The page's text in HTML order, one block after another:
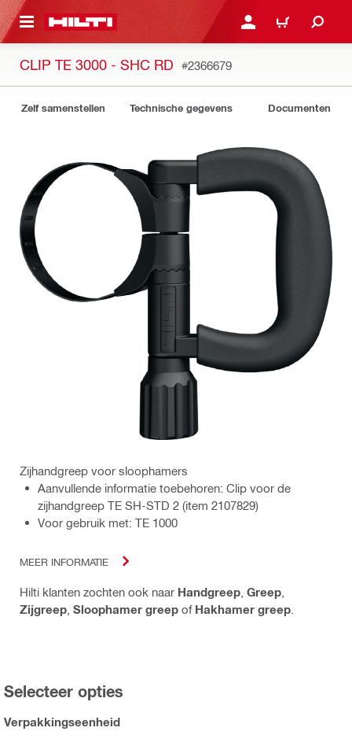
HOOFDINHOUD AANMELDEN OF
WINKELWAGEN
CLIP TE 3000 - SHC RD #2366679
Zelf samenstellen Technische gegevens Documenten
Zijhandgreep voor sloophamers
Aanvullende informatie toebehoren: Clip voor de
zijhandgreep TE SH-STD 2 (item 2107829)
Voor gebruik met: TE 1000
MEER INFORMATIE
Hilti klanten zochten ook naar Handgreep Greep
Zijgreep Sloophamer greep of Hakhamer greep
Selecteer opties
Verpakkingseenheid